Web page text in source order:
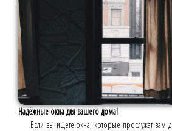
Надёжные окна для вашего дома!
Если вы ищете окна, которые прослужат вам